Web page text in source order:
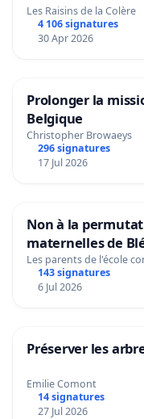
Les Raisins de la Colère
4 106 signatures
30 Apr 2026
Prolonger la
Belgique
Christopher Browaeys
296 signatures
17 Jul 2026
Non à la
maternelles de
Préservons la
Les parents de l'école
143 signatures
6 Jul 2026
Préserver les
Emilie Comont
14 signatures
27 Jul 2026